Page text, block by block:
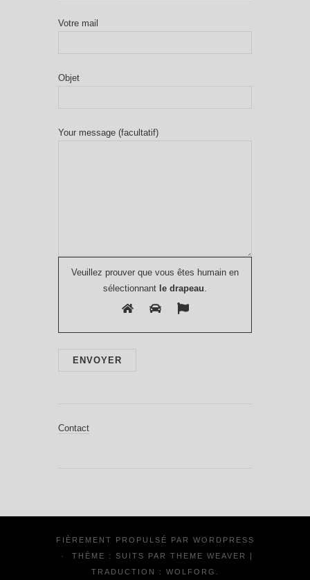
Votre mail
Objet
Your message (facultatif)
Veuillez prouver que vous êtes humain en
sélectionnant le drapeau.
Contact
FIÈREMENT PROPULSÉ PAR WORDPRESS
·
THÈME : SUITS PAR THEME WEAVER
|
TRADUCTION : WOLFORG